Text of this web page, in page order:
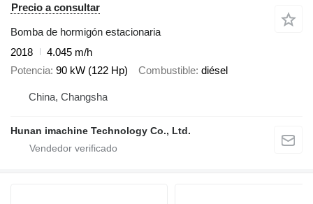
Precio a consultar
Bomba de hormigón estacionaria
2018
4.045 m/h
Potencia 90 kW (122 Hp) Combustible diésel
China, Changsha
Hunan imachine Technology Co., Ltd.